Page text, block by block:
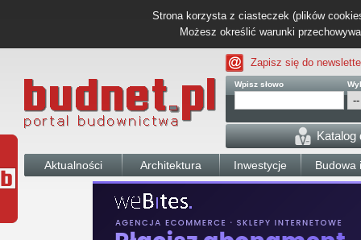
Strona korzysta z ciasteczek (plików
Możesz określić warunki
Zapisz się do
Wpisz słowo
Katalog
Aktualności Architektura Inwestycje Budowa